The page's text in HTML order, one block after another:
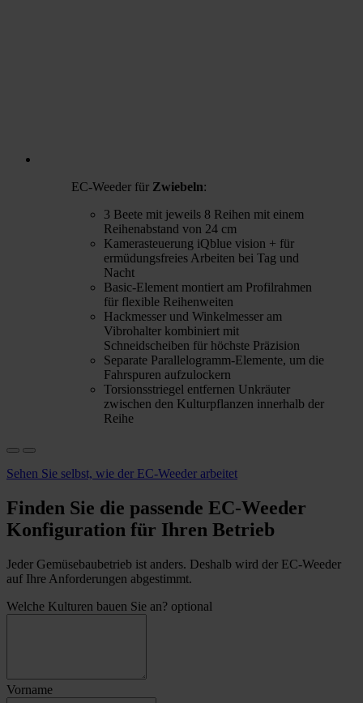
EC-Weeder für Zwiebeln:
3 Beete mit jeweils 8 Reihen mit einem
Reihenabstand von 24 cm
Kamerasteuerung iQblue vision + für
ermüdungsfreies Arbeiten bei Tag und
Nacht
Basic-Element montiert am Profilrahmen
für flexible Reihenweiten
Hackmesser und Winkelmesser am
Vibrohalter kombiniert mit
Schneidscheiben für höchste Präzision
Separate Parallelogramm-Elemente, um die
Fahrspuren aufzulockern
Torsionsstriegel entfernen Unkräuter
zwischen den Kulturpflanzen innerhalb der
Reihe
Sehen Sie selbst, wie der EC-Weeder arbeitet
Finden Sie die passende EC-Weeder
Konfiguration für Ihren Betrieb
Jeder Gemüsebaubetrieb ist anders. Deshalb wird der EC-Weeder
auf Ihre Anforderungen abgestimmt.
Welche Kulturen bauen Sie an? optional
Vorname